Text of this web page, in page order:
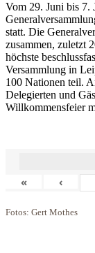
Vom 29. Juni bis
statt. Die
zusammen, zuletzt
höchste
Versammlung in
100 Nationen teil.
Delegierten und
Willkommensfeier
« ‹
Fotos: Gert Mothes